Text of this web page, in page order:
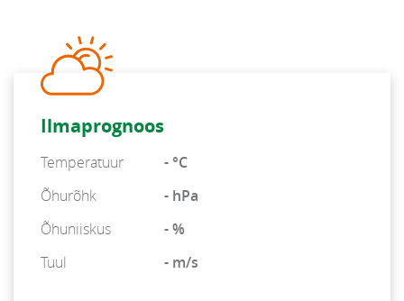
Ilmaprognoos
Temperatuur
- °C
Õhurõhk
- hPa
Õhuniiskus
- %
Tuul
- m/s